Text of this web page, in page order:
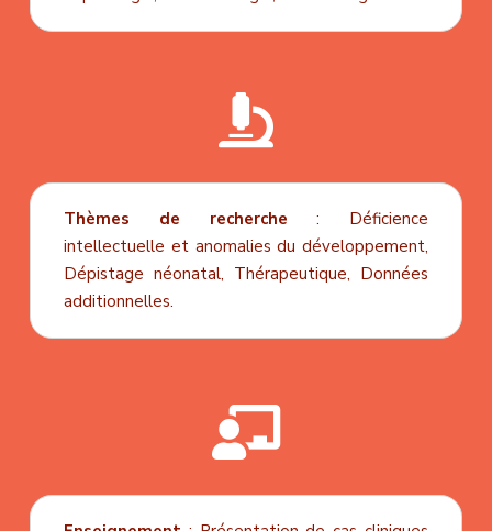

Thèmes de recherche: Déficience
intellectuelle et anomalies du développement,
Dépistage néonatal, Thérapeutique, Données
additionnelles.
